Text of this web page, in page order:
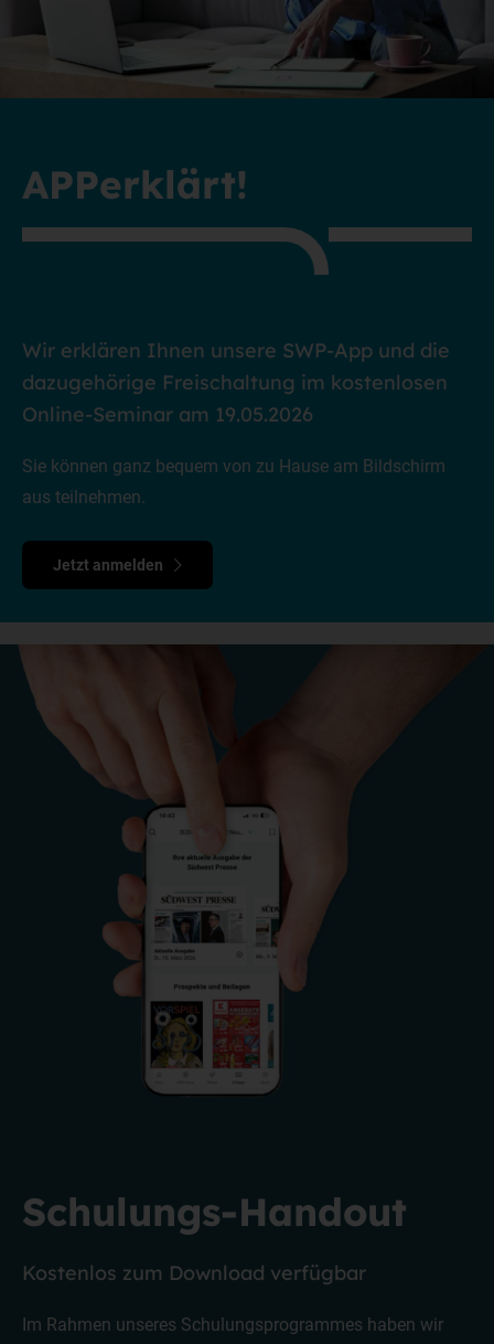
APPerklärt!
Wir erklären Ihnen unsere SWP-App und die
dazugehörige Freischaltung im kostenlosen
Online-Seminar am 19.05.2026
Sie können ganz bequem von zu Hause am Bildschirm
aus teilnehmen.
Jetzt anmelden
Schulungs-Handout
Kostenlos zum Download verfügbar
Im Rahmen unseres Schulungsprogrammes haben wir